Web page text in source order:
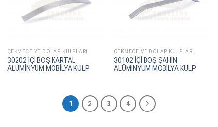
ÇEKMECE VE DOLAP KULPLARI
30202 İÇİ BOŞ KARTAL
ALÜMİNYUM MOBİLYA KULP
ÇEKMECE VE DOLAP KULPLARI
30102 İÇİ BOŞ ŞAHİN
ALÜMİNYUM MOBİLYA KULP
1 2 3 4